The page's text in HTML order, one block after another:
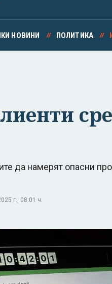
НОВИНИ ПОЛИТИКА
да намерят опасни
г., 08:01 ч.